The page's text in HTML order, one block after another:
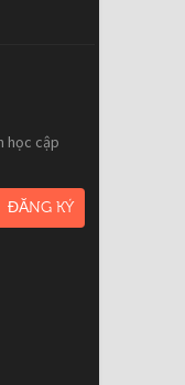
học cập
ĐĂNG KÝ